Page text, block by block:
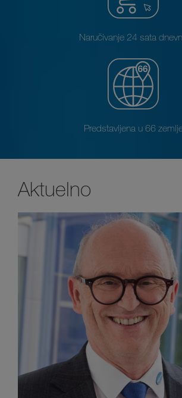
Naručivanje 24 sata
Predstavljena u 66
Aktuelno